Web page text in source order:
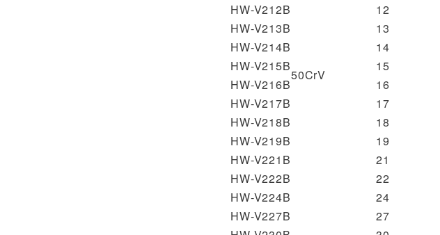
50CrV
HW-V212B
12
HW-V213B
13
HW-V214B
14
HW-V215B
15
HW-V216B
16
HW-V217B
17
HW-V218B
18
HW-V219B
19
HW-V221B
21
HW-V222B
22
HW-V224B
24
HW-V227B
27